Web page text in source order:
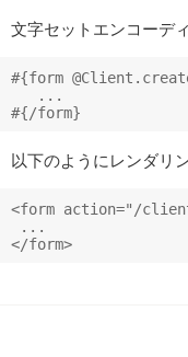
文字セットエンコーディ
#{form
   ...
以下のようにレンダリ
<form action="/
...